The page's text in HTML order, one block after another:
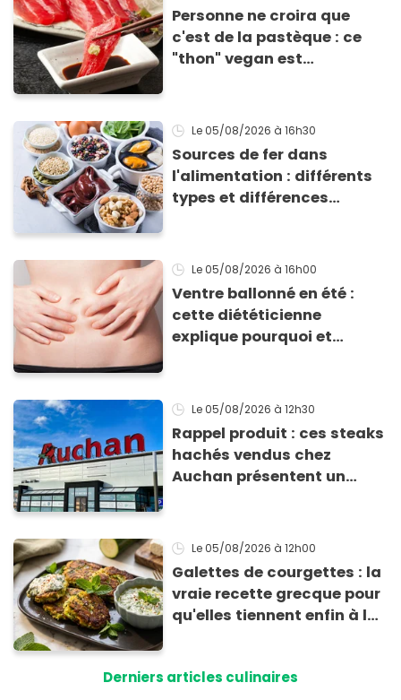
Personne ne croira que
c'est de la pastèque : ce
"thon" vegan est
Le 05/08/2026 à 16h30
Sources de fer dans
l'alimentation : différents
types et différences
Le 05/08/2026 à 16h00
Ventre ballonné en été :
cette diététicienne
explique pourquoi et
Le 05/08/2026 à 12h30
Rappel produit : ces steaks
hachés vendus chez
Auchan présentent un
Le 05/08/2026 à 12h00
Galettes de courgettes : la
vraie recette grecque pour
qu'elles tiennent enfin à la
Derniers articles culinaires